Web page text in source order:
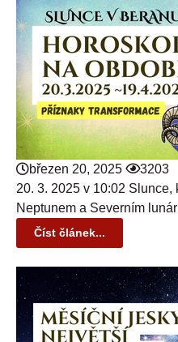
březen 20, 2025
3203
20. 3. 2025 v 10:02
Neptunem a Severním
Číst článek...